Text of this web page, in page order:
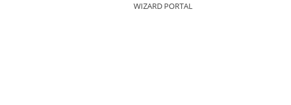
WIZARD PORTAL